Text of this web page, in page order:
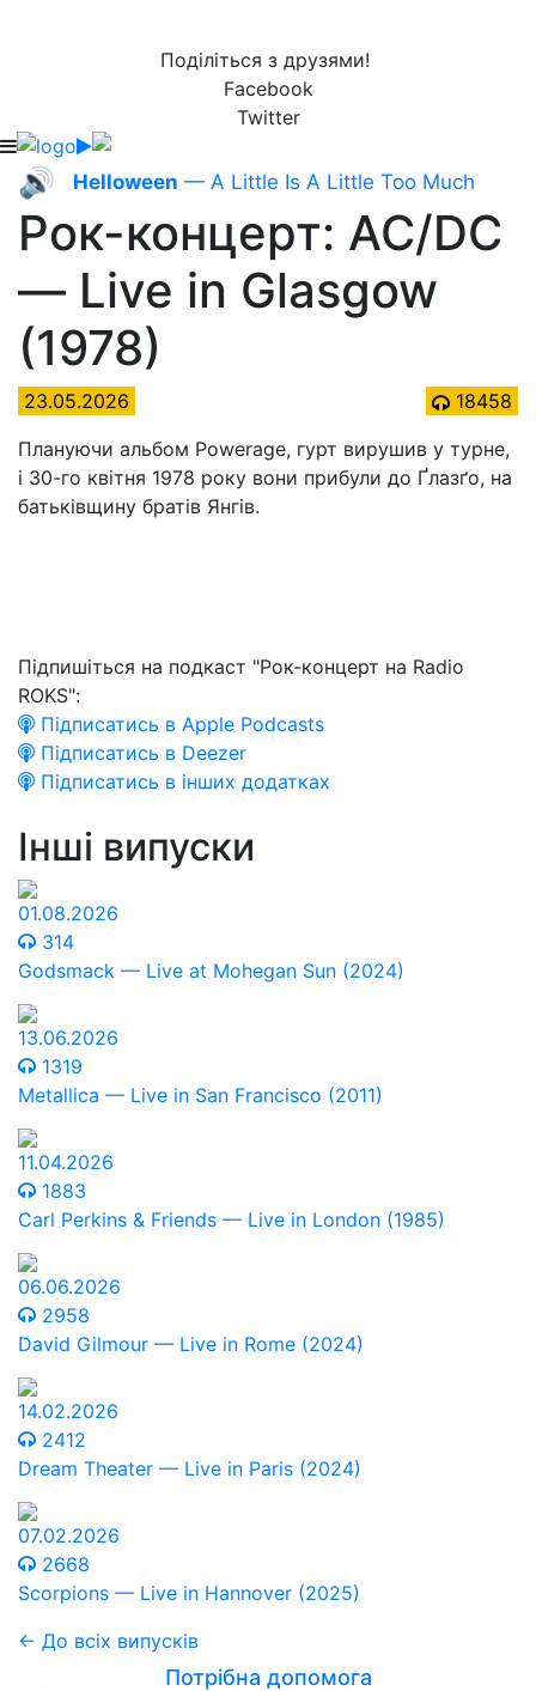
Поділіться з друзями!
Facebook
Twitter
🔊 Helloween — A Little Is A Little Too Much
Рок-концерт: AC/DC
— Live in Glasgow
(1978)
23.05.2026
18458
Плануючи альбом Powerage, гурт вирушив у турне,
і 30-го квітня 1978 року вони прибули до Ґлазґо, на
батьківщину братів Янгів.
Підпишіться на подкаст "Рок-концерт на Radio
ROKS":
Підписатись в Apple Podcasts
Підписатись в Deezer
Підписатись в інших додатках
Інші випуски
01.08.2026
314
Godsmack — Live at Mohegan Sun (2024)
13.06.2026
1319
Metallica — Live in San Francisco (2011)
11.04.2026
1883
Carl Perkins & Friends — Live in London (1985)
06.06.2026
2958
David Gilmour — Live in Rome (2024)
14.02.2026
2412
Dream Theater — Live in Paris (2024)
07.02.2026
2668
Scorpions — Live in Hannover (2025)
← До всіх випусків
Потрібна допомога